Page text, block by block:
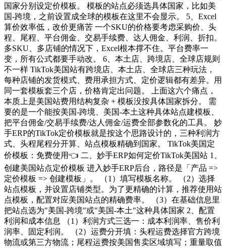
国家分别设定价模板。 模板的站点必须选具体国家，比如美
国-跨境，之前设置成全球的模板在这里不会显示。 5、Excel
算价效率低，改价更痛苦 一个SKU的价格要考虑采购价、头
程、尾程、平台佣金、交易手续费、达人佣金、利润、折扣。
多SKU、多店铺的情况下，Excel根本撑不住。平台费率一
变，所有公式都要手动改。 6、本土店、跨境店、全球店规则
不一样 TikTok美国站有跨境店、本土店、全球店三种玩法，
每种店铺的发货模式、费用承担方式、定价逻辑都有差异。用
同一套模板套三个店，价格肯定出问题。 上面这六个痛点，
本质上是美国站费用结构复杂 + 模板没按具体国家拆分。 需
要的是一个能按美国-跨境、美国-本土这种具体站点建模板、
把平台佣金/交易手续费/达人佣金/运费全部参数化的工具。 妙
手ERP的TikTok定价模板就是按这个思路设计的，三种利润方
式、头程尾程分开算、站点模板精确到国家。 TikTok美国定
价模板：免费使用👈 二、妙手ERP如何定价TikTok美国站 1、
创建美国站点定价模板 进入妙手ERP后台，路径是「产品 =>
定价模板 => 创建模板」。 （1）填写模板名称。 （2）选择
站点模板，并设置店铺类型。为了更精确的计算，推荐使用站
点模板，配置对应美国站点的精确费率。 （3）在基础信息里
把站点选为"美国-跨境"或"美国-本土"这种具体国家 2、配置
利润和成本信息 （1）利润方式三选一：成本利润率、售价利
润率、固定利润。 （2）运费分开填：头程运费选择官方跨境
物流或第三方物流；尾程运费按美国售卖区域填写；重量取值